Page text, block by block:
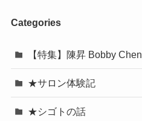
Categories
【特集】陳昇 Bobby Chen
★サロン体験記
★シゴトの話